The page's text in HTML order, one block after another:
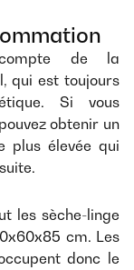
de la
qui est toujours
Si vous
obtenir un
plus élevée qui
les sèche-linge
cm. Les
donc le